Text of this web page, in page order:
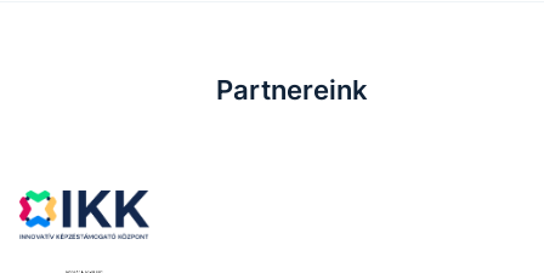
Partnereink